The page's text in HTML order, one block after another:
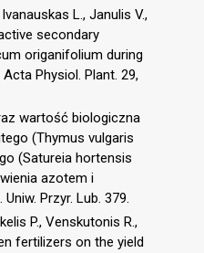
L., Janulis V.,
secondary
origanifolium during
Physiol. Plant. 29,
wartość biologiczna
(Thymus vulgaris
(Satureia hortensis
azotem i
Przyr. Lub. 379.
P., Venskutonis R.,
fertilizers on the yield